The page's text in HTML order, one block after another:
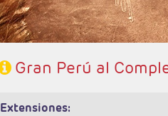
Gran Perú al
extensiones: